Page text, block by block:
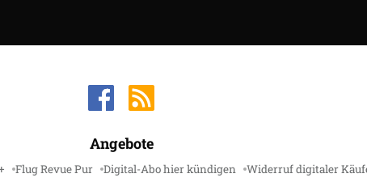
Angebote
Flug Revue Pur Digital-Abo hier kündigen Widerruf digitaler